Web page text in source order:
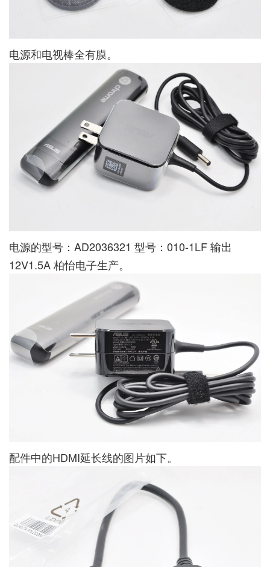
电源和电视棒全有膜。
电源的型号：AD2036321 型号：010-1LF 输出
12V1.5A 柏怡电子生产。
配件中的HDMI延长线的图片如下。